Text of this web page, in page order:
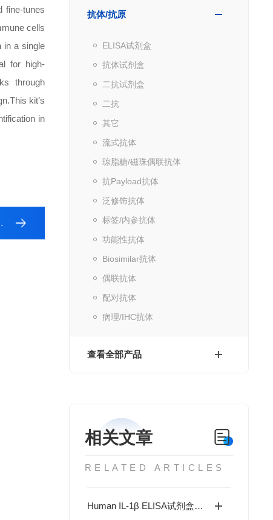
抗体/抗原
ELISA试剂盒
抗体试剂盒
二抗试剂盒
二抗
其它
流式抗体
琼脂糖/磁珠偶联抗体
抗Payload抗体
泛修饰抗体
标签/内参抗体
功能性抗体
Biosimilar抗体
偶联抗体
配对抗体
病理/IHC抗体
查看全部产品
相关文章
RELATED ARTICLES
Human IL-1β ELISA试剂盒如何解析炎症与抗肿瘤免疫的复杂关联？
fine-tunes
cells
in a single
for high-
through
This kit’s
in